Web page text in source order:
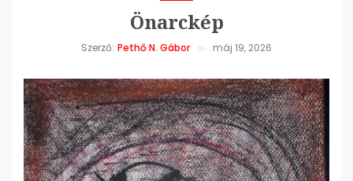
Önarckép
Szerző: Pethő N. Gábor máj 19, 2026